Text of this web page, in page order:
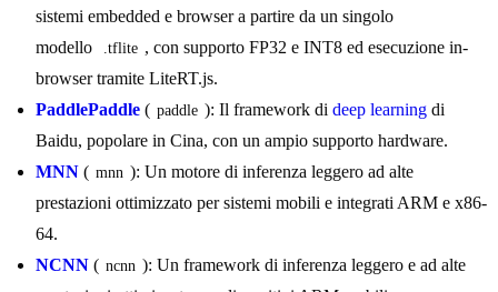
sistemi embedded e browser a partire da un singolo
modello
.tflite , con supporto FP32 e INT8 ed esecuzione in-
browser tramite LiteRT.js.
PaddlePaddle ( paddle ): Il framework di deep learning di
Baidu, popolare in Cina, con un ampio supporto hardware.
MNN ( mnn ): Un motore di inferenza leggero ad alte
prestazioni ottimizzato per sistemi mobili e integrati ARM e x86-
64.
NCNN ( ncnn ): Un framework di inferenza leggero e ad alte